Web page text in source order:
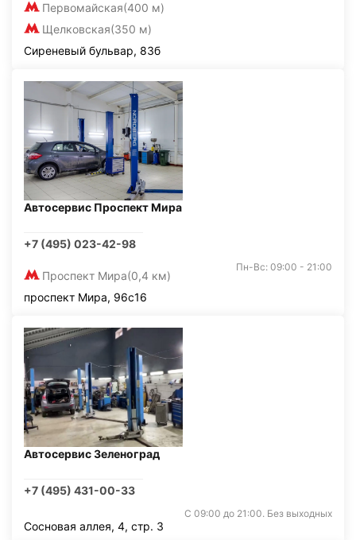
Первомайская(400 м)
Щелковская(350 м)
Сиреневый бульвар, 83б
Автосервис Проспект Мира
+7 (495) 023-42-98
Проспект Мира(0,4 км)
Пн-Вс: 09:00 - 21:00
проспект Мира, 96с16
Автосервис Зеленоград
+7 (495) 431-00-33
С 09:00 до 21:00. Без выходных
Сосновая аллея, 4, стр. 3